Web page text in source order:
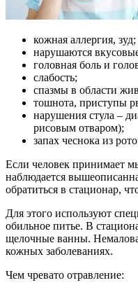
кожная аллергия, зуд;
нарушаются
головная боль и
слабость;
спазмы в области
тошнота, приступы
нарушения стула –
рисовым отваром);
запах чеснока из
Если человек принимает
наблюдается
обратиться в стационар,
Для этого используют
обильное питье. В
щелочные ванны.
кожных заболеваниях.
Чем чревато отравление: